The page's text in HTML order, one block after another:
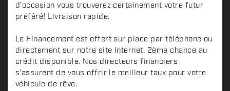
d'occasion vous trouverez certainement votre futur
préféré! Livraison rapide.
Le Financement est offert sur place par téléphone ou
directement sur notre site Internet. 2ème chance au
crédit disponible. Nos directeurs financiers
s'assurent de vous offrir le meilleur taux pour votre
véhicule de rêve.